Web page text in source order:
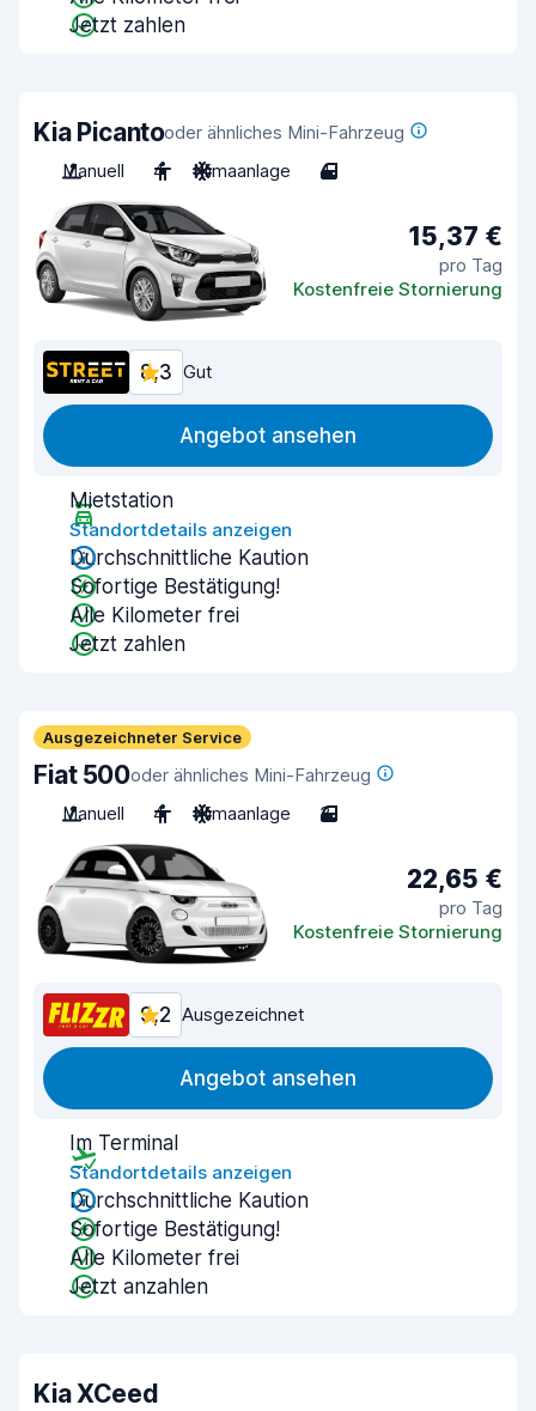
Jetzt zahlen
Kia Picantooder ähnliches Mini-Fahrzeug
Manuell
4 Klimaanlage 4
15,37 €
pro Tag
Kostenfreie Stornierung
8,3 Gut
Angebot ansehen
Mietstation
Standortdetails anzeigen
Durchschnittliche Kaution
Sofortige Bestätigung!
Alle Kilometer frei
Jetzt zahlen
Ausgezeichneter Service
Fiat 500oder ähnliches Mini-Fahrzeug
Manuell
4 Klimaanlage 3
22,65 €
pro Tag
Kostenfreie Stornierung
9,2 Ausgezeichnet
Angebot ansehen
Im Terminal
Standortdetails anzeigen
Durchschnittliche Kaution
Sofortige Bestätigung!
Alle Kilometer frei
Jetzt anzahlen
Kia XCeed